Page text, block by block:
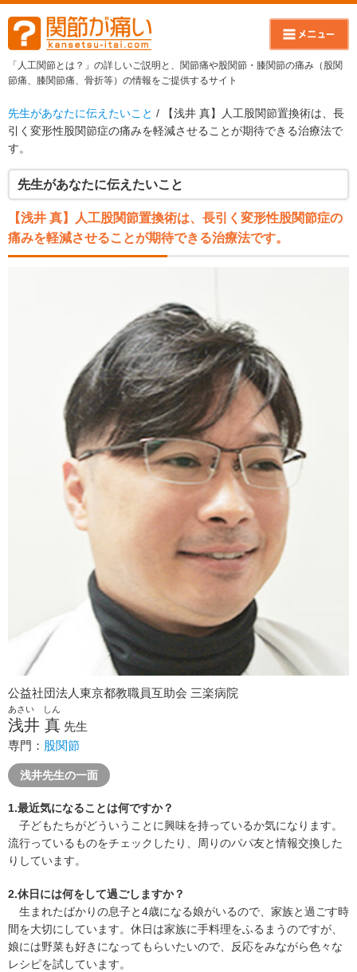
「人工関節とは？」の詳しいご説明と、関節痛や股関節・膝関節の痛み（股関
節痛、膝関節痛、骨折等）の情報をご提供するサイト
先生があなたに伝えたいこと / 【浅井 真】人工股関節置換術は、長
引く変形性股関節症の痛みを軽減させることが期待できる治療法で
す。
先生があなたに伝えたいこと
【浅井 真】人工股関節置換術は、長引く変形性股関節症の
痛みを軽減させることが期待できる治療法です。
公益社団法人東京都教職員互助会 三楽病院
あさい しん
浅井 真 先生
専門： 股関節
浅井先生の一面
1.最近気になることは何ですか？
子どもたちがどういうことに興味を持っているか気になります。
流行っているものをチェックしたり、周りのパパ友と情報交換した
りしています。
2.休日には何をして過ごしますか？
生まれたばかりの息子と4歳になる娘がいるので、家族と過ごす時
間を大切にしています。休日は家族に手料理をふるまうのですが、
娘には野菜も好きになってもらいたいので、反応をみながら色々な
レシピを試しています。